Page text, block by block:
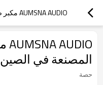
المصنعة في الصين
حصة